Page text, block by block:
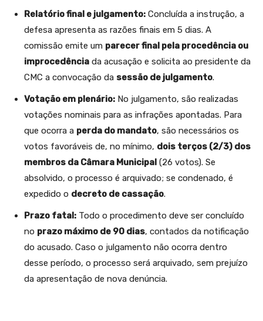
Relatório final e julgamento: Concluída a instrução, a
defesa apresenta as razões finais em 5 dias. A
comissão emite um parecer final pela procedência ou
improcedência da acusação e solicita ao presidente da
CMC a convocação da sessão de julgamento.
Votação em plenário: No julgamento, são realizadas
votações nominais para as infrações apontadas. Para
que ocorra a perda do mandato, são necessários os
votos favoráveis de, no mínimo, dois terços (2/3) dos
membros da Câmara Municipal (26 votos). Se
absolvido, o processo é arquivado; se condenado, é
expedido o decreto de cassação.
Prazo fatal: Todo o procedimento deve ser concluído
no prazo máximo de 90 dias, contados da notificação
do acusado. Caso o julgamento não ocorra dentro
desse período, o processo será arquivado, sem prejuízo
da apresentação de nova denúncia.